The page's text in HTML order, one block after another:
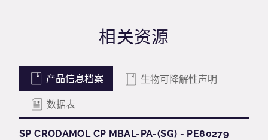
相关资源
产品信息档案 生物可降解性声明
数据表
SP CRODAMOL CP MBAL-PA-(SG) - PE80279